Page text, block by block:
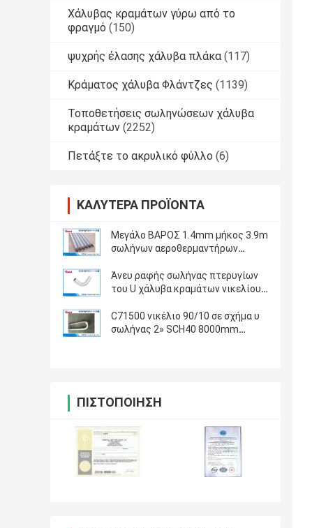
Χάλυβας κραμάτων γύρω από το
φραγμό (150)
ψυχρής έλασης χάλυβα πλάκα (117)
Κράματος χάλυβα Φλάντζες (1139)
Τοποθετήσεις σωληνώσεων χάλυβα
κραμάτων (2252)
Πετάξτε το ακρυλικό φύλλο (6)
ΚΑΛΎΤΕΡΑ ΠΡΟΪΌΝΤΑ
Μεγάλο ΒΑΡΟΣ 1.4mm μήκος 3.9m
σωλήνων αεροθερμαντήρων
αγωγιμότητας εκτεταμένο
Άνευ ραφής σωλήνας πτερυγίων
του U χάλυβα κραμάτων νικελίου
του U καυτός - κυλημένος
C71500 νικέλιο 90/10 σε σχήμα υ
σωλήνας 2» SCH40 8000mm
ΠΙΣΤΟΠΟΊΗΣΗ